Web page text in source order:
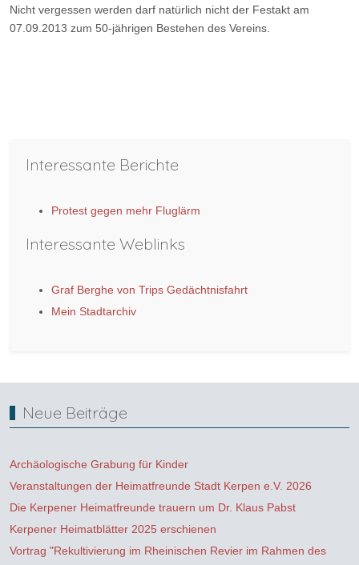
Nicht vergessen werden darf natürlich nicht der Festakt am
07.09.2013 zum 50-jährigen Bestehen des Vereins.
Interessante Berichte
Protest gegen mehr Fluglärm
Interessante Weblinks
Graf Berghe von Trips Gedächtnisfahrt
Mein Stadtarchiv
Neue Beiträge
Archäologische Grabung für Kinder
Veranstaltungen der Heimatfreunde Stadt Kerpen e.V. 2026
Die Kerpener Heimatfreunde trauern um Dr. Klaus Pabst
Kerpener Heimatblätter 2025 erschienen
Vortrag "Rekultivierung im Rheinischen Revier im Rahmen des